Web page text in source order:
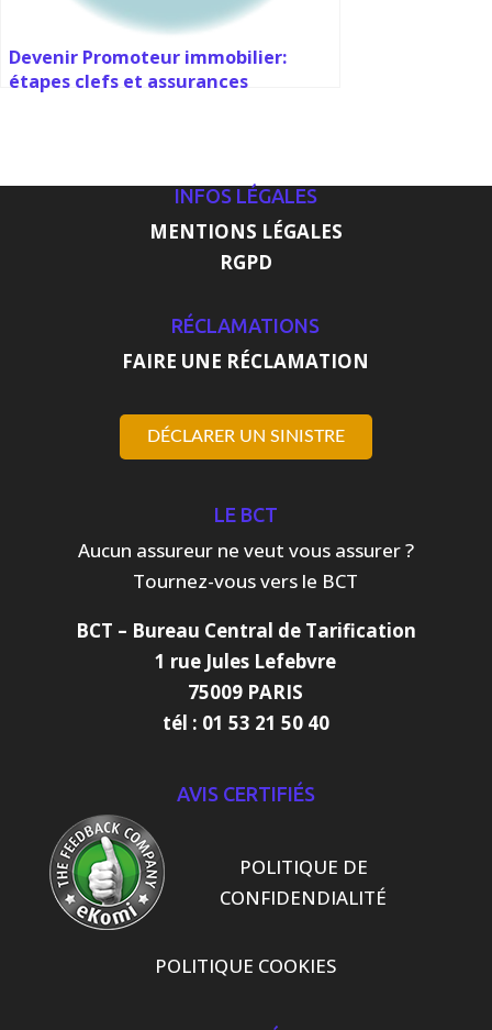
Devenir Promoteur immobilier:
étapes clefs et assurances
INFOS LÉGALES
MENTIONS LÉGALES
RGPD
RÉCLAMATIONS
FAIRE UNE RÉCLAMATION
DÉCLARER UN SINISTRE
LE BCT
Aucun assureur ne veut vous assurer ?
Tournez-vous vers le BCT
BCT – Bureau Central de Tarification
1 rue Jules Lefebvre
75009 PARIS
tél : 01 53 21 50 40
AVIS CERTIFIÉS
POLITIQUE DE
CONFIDENDIALITÉ
POLITIQUE COOKIES